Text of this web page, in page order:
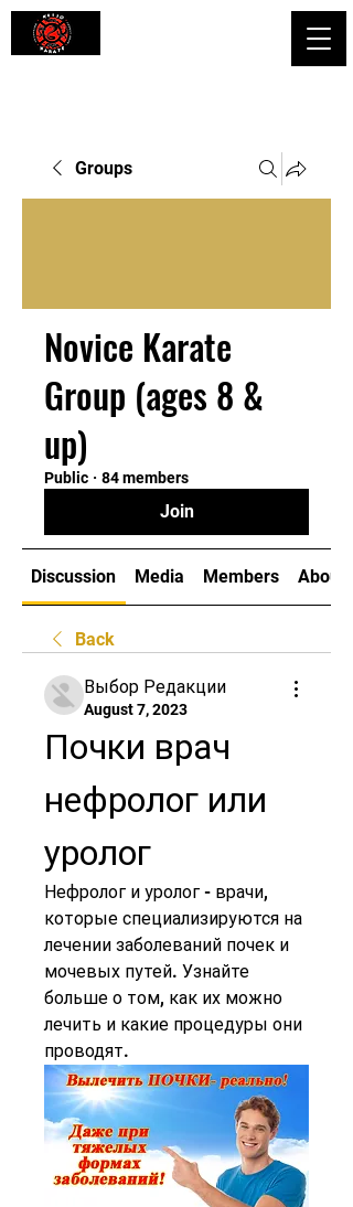
Groups
Novice Karate
Group (ages 8 &
up)
Public · 84 members
Join
Discussion Media Members About
Back
Выбор Редакции
August 7, 2023
Почки врач
нефролог или
уролог
Нефролог и уролог - врачи,
которые специализируются на
лечении заболеваний почек и
мочевых путей. Узнайте
больше о том, как их можно
лечить и какие процедуры они
проводят.